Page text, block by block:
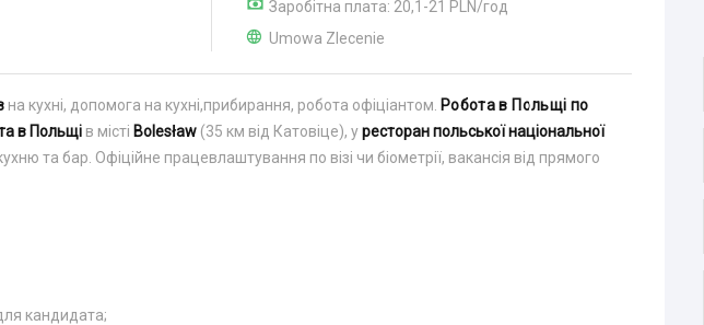
Заробітна плата: 20,1-21 PLN/год
Umowa Zlecenie
на кухні, допомога на кухні,прибирання, робота офіціантом. Робота в Польщі по
в Польщі в місті Bolesław (35 км від Катовіце), уресторан польської національної
та бар. Офіційне працевлаштування по візі чи біометрії, вакансія від прямого
кандидата;